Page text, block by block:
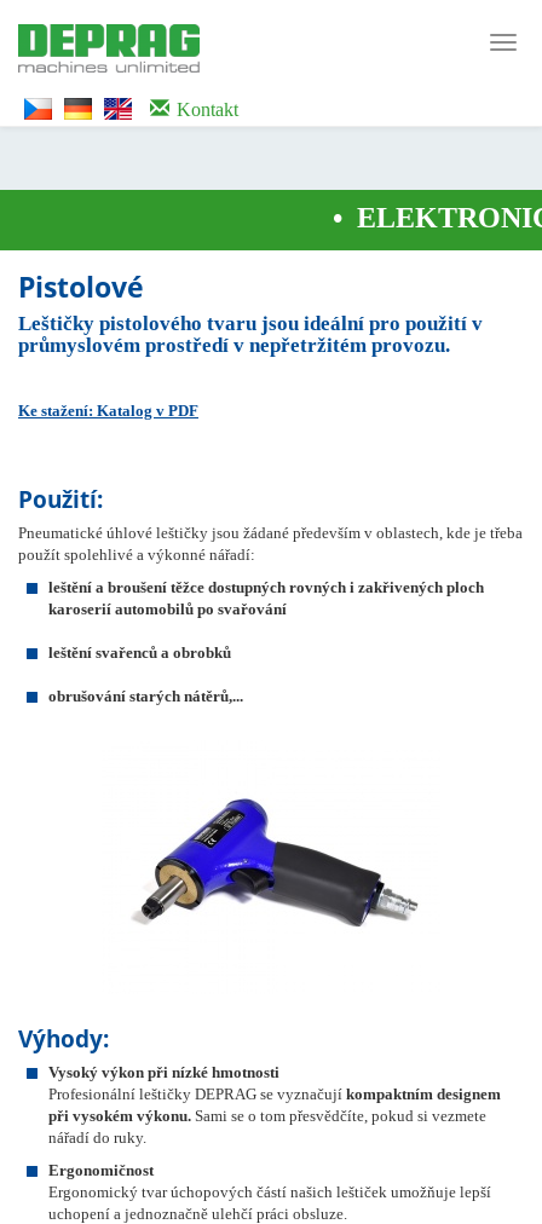
WTG9QS7C" height="0" width="0" style="display:none;visibility:hidden">
</iframe></noscript>
Kontakt
•
Pistolové
Leštičky pistolového tvaru jsou ideální pro použití v
průmyslovém prostředí v nepřetržitém provozu.
Ke stažení: Katalog v PDF
Použití:
Pneumatické úhlové leštičky jsou žádané především v oblastech, kde je třeba
použít spolehlivé a výkonné nářadí:
leštění a broušení těžce dostupných rovných i zakřivených ploch
karoserií automobilů po svařování
leštění svařenců a obrobků
obrušování starých nátěrů,...
Výhody:
Vysoký výkon při nízké hmotnosti
Profesionální leštičky DEPRAG se vyznačují kompaktním designem
při vysokém výkonu. Sami se o tom přesvědčíte, pokud si vezmete
nářadí do ruky.
Ergonomičnost
Ergonomický tvar úchopových částí našich leštiček umožňuje lepší
uchopení a jednoznačně ulehčí práci obsluze.